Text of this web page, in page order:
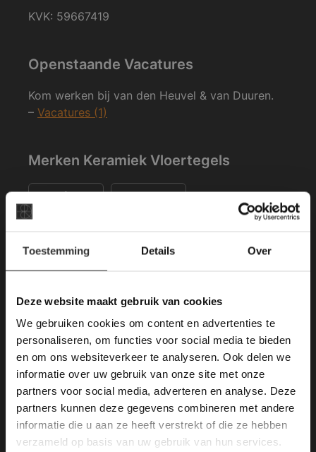
Toestemming Details Over
Deze website maakt gebruik van cookies
We gebruiken cookies om content en advertenties te
personaliseren, om functies voor social media te bieden
en om ons websiteverkeer te analyseren. Ook delen we
informatie over uw gebruik van onze site met onze
partners voor social media, adverteren en analyse. Deze
partners kunnen deze gegevens combineren met andere
informatie die u aan ze heeft verstrekt of die ze hebben
verzameld op basis van uw gebruik van hun services.
KVK: 59667419
Openstaande Vacatures
Kom werken bij van den Heuvel & van Duuren.
– Vacatures (1)
Merken Keramiek Vloertegels
Merken Keramiek Terrastegels
Merken Glasmozaïek
Deze website maakt
gebruik van cookies.
This Cookie Banner was deleted and is no
longer working. Please contact the website
administrator.
Deze website gebruikt cookies om de
gebruikerservaring te verbeteren. Door
gebruik te maken van onze website geeft u
toestemming voor alle cookies in
overeenstemming met ons cookiebeleid.Lees
verder
ALLES ACCEPTEREN